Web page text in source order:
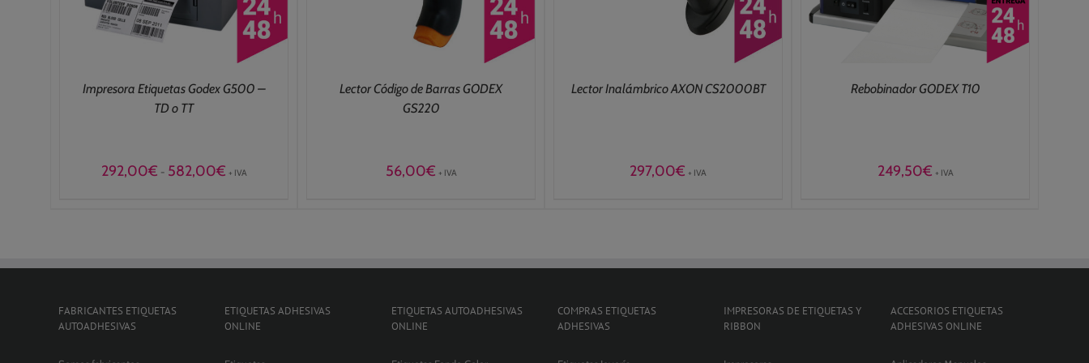
Impresora Etiquetas Godex G500 –
TD o TT
292,00€ - 582,00€Rango
+ IVA
Lector Código de Barras GODEX
GS220
56,00€ + IVA
Lector Inalámbrico AXON CS2000BT
297,00€ + IVA
Rebobinador GODEX T10
249,50€ + IVA
FABRICANTES ETIQUETAS
AUTOADHESIVAS
ETIQUETAS ADHESIVAS
ONLINE
ETIQUETAS AUTOADHESIVAS
ONLINE
COMPRAS ETIQUETAS
ADHESIVAS
IMPRESORAS DE ETIQUETAS Y
RIBBON
ACCESORIOS ETIQUETAS
ADHESIVAS ONLINE